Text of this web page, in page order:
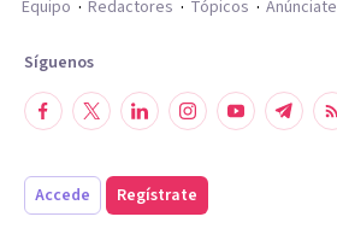
Equipo
Redactores Tópicos Anúnciate
Síguenos
Accede Regístrate